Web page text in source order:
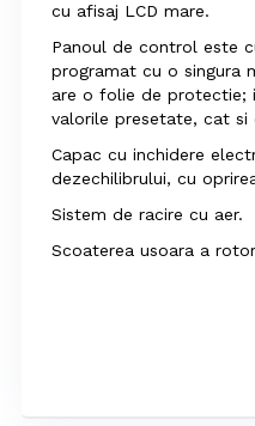
cu afisaj LCD mare.
Panoul de control este
programat cu o singura
are o folie de protectie;
valorile presetate, cat si
Capac cu inchidere
dezechilibrului, cu
Sistem de racire cu aer.
Scoaterea usoara a